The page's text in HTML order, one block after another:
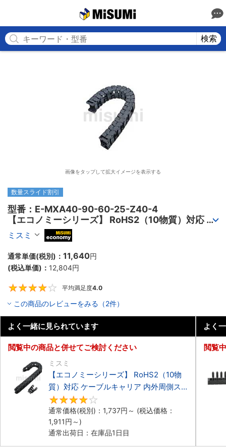
検索
画像をタップして拡大イメージを表示する
数量スライド割引
型番：E-MXA40-90-60-25-Z40-4
【エコノミーシリーズ】 RoHS2（10物質）対応 ケ
ーブルキャリア 低発塵・低騒音タイプ
ミスミ
通常単価(税別)： 11,640円
(税込単価)： 12,804円
平均満足度4.0
この商品のレビューをみる（2件）
よく一緒に見られています
閲覧中の商品と併せてご検討ください
ミスミ
【エコノミーシリーズ】 RoHS2（10物
質）対応 ケーブルキャリア 内外周側ス
ナップ開閉タイプ
通常価格(税別)： 1,737円 ～ (税込価格：
1,911円 ～)
通常出荷日：在庫品1日目
よく
閲覧